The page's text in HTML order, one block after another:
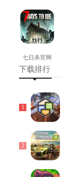
免费版
查看
七日杀官网
版
查看
下载排行